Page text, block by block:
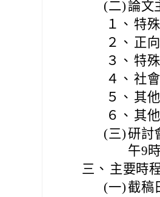
(二)論文
１、 特
２、 正
３、 特
４、 社
５、 其
６、 其
(三)研討
午9
三、 主要時
(一) 截稿